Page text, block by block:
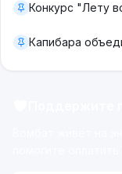
Конкурс "Лету
Капибара